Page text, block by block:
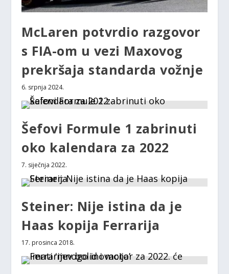
McLaren potvrdio razgovor
s FIA-om u vezi Maxovog
prekršaja standarda vožnje
6. srpnja 2024.
Šefovi Formule 1 zabrinuti
oko kalendara za 2022
7. siječnja 2022.
Steiner: Nije istina da je
Haas kopija Ferrarija
17. prosinca 2018.